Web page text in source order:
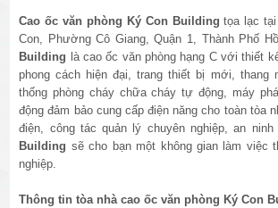
Cao ốc văn phòng Ký Con Building tọa lạc
Con, Phường Cô Giang, Quận 1, Thành Phố
Building là cao ốc văn phòng hạng C với thiết
phong cách hiện đại, trang thiết bị mới, thang
thống phòng cháy chữa cháy tự động, máy
động đảm bảo cung cấp điện năng cho toàn tòa
điện, công tác quản lý chuyên nghiệp, an ninh
Building sẽ cho bạn một không gian làm việc
nghiệp.
Thông tin tòa nhà cao ốc văn phòng Ký Con